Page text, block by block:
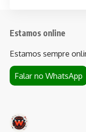
Estamos online
Estamos sempre
Falar no WhatsApp